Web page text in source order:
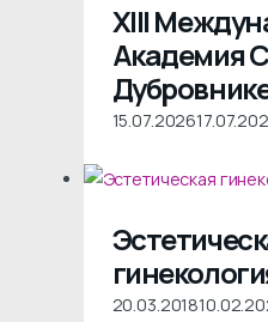
XIII
Академия
15.07.2026
20.03.2018